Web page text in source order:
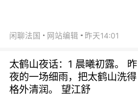
闲聊法国 网站编辑 昨天14:01
太鹤山夜话：1 晨曦初露。 昨
夜的一场细雨，把太鹤山洗得
格外清润。 望江舒